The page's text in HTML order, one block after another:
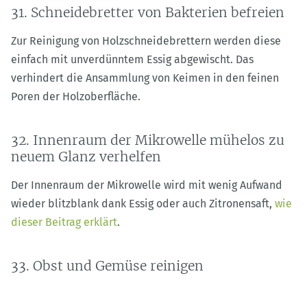
31. Schneidebretter von Bakterien befreien
Zur Reinigung von Holzschneidebrettern werden diese
einfach mit unverdünntem Essig abgewischt. Das
verhindert die Ansammlung von Keimen in den feinen
Poren der Holzoberfläche.
32. Innenraum der Mikrowelle mühelos zu
neuem Glanz verhelfen
Der Innenraum der Mikrowelle wird mit wenig Aufwand
wieder blitzblank dank Essig oder auch Zitronensaft, wie
dieser Beitrag erklärt.
33. Obst und Gemüse reinigen